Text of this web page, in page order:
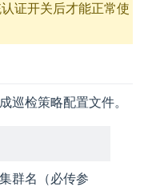
证开关后才能正常使
巡检策略配置文件。
群名（必传参